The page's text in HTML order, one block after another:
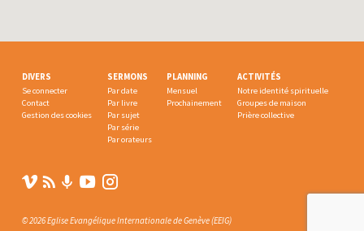
DIVERS
Se connecter
Contact
Gestion des cookies
SERMONS
Par date
Par livre
Par sujet
Par série
Par orateurs
PLANNING
Mensuel
Prochainement
ACTIVITÉS
Notre identité spirituelle
Groupes de maison
Prière collective
© 2026 Eglise Evangélique Internationale de Genève (EEIG)